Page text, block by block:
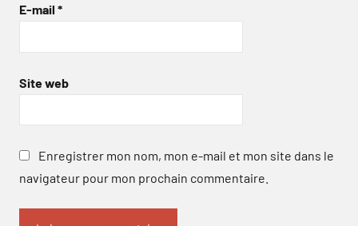
E-mail *
Site web
Enregistrer mon nom, mon e-mail et mon site dans le
navigateur pour mon prochain commentaire.